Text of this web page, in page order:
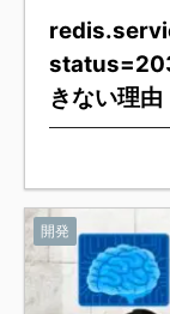
きない理由
開発